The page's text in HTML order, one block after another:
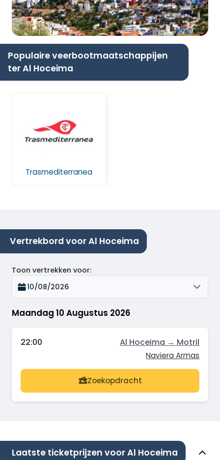
Populaire veerbootmaatschappijen
ter Al Hoceima
Trasmediterranea
Vertrekbord voor Al Hoceima
Maandag 10 Augustus 2026
Toon vertrekken voor:
10/08/2026
22:00 Al Hoceima → Motril
Naviera Armas
Zoekopdracht
Laatste ticketprijzen voor Al Hoceima